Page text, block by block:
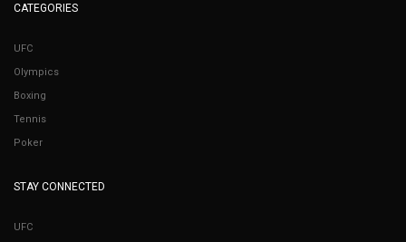
CATEGORIES
UFC
Olympics
Boxing
Tennis
Poker
STAY CONNECTED
UFC